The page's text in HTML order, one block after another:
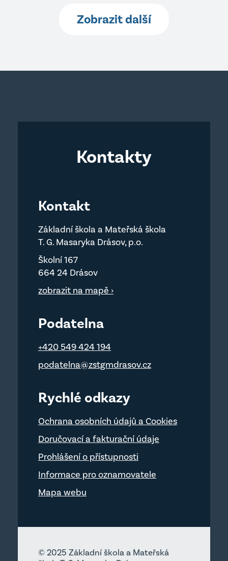
Zobrazit další
Kontakty
Kontakt
Základní škola a Mateřská škola
T. G. Masaryka Drásov, p.o.
Školní 167
664 24 Drásov
zobrazit na mapě ›
Podatelna
+420 549 424 194
podatelna@zstgmdrasov.cz
Rychlé odkazy
Ochrana osobních údajů a Cookies
Doručovací a fakturační údaje
Prohlášení o přístupnosti
Informace pro oznamovatele
Mapa webu
© 2025 Základní škola a Mateřská